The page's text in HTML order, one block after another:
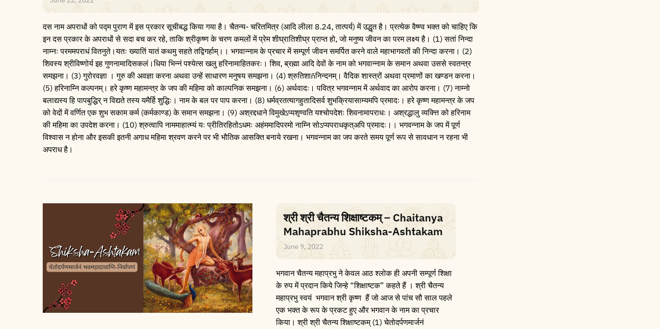
दस नाम अपराधों को पद्म पुराण में इस प्रकार सूचीबद्ध किया गया है। चैतन्य- चरितमित्र (आदि लीला 8.24, तात्पर्य) में उद्धृत है। प्रत्येक वैष्ण्व भक्त को चाहिए कि
इन दस प्रकार के अपराधों से सदा बच कर रहे, ताकि श्रीकृष्ण के चरण कमलों में प्रेम शीघ्रातिशीघ्र प्राप्त हो, जो मनुष्य जीवन का परम लक्ष्य है। (1) सतां निन्दा
नाम्नः परममपराधं वितनुते।यतः ख्यातिं यातं कथमु सहते तद्विगर्हाम्।। भगवान्नाम के प्रचार में सम्पूर्ण जीवन समर्पित करने वाले महाभागवतों की निन्दा करना। (2)
शिवस्य श्रीविष्णोर्य इह गुणनामादिसकलं।धिया भिन्नं पश्येत्स खलु हरिनामाहितकरः। शिव, ब्रह्मा आदि देवों के नाम को भगवान्नाम के समान अथवा उससे स्वतन्त्र
समझना। (3) गुरोरवज्ञा । गुरु की अवज्ञा करना अथवा उन्हें साधारण मनुषय समझना। (4) श्रुतिशाñनिन्दनम्। वैदिक शास्त्रों अथवा प्रमाणों का खण्डन करना।
(5) हरिनाम्नि कल्पनम्। हरे कृष्ण महामन्त्र के जप की महिमा को काल्पनिक समझना। (6) अर्थवादः। पवित्र भगवन्नाम में अर्थवाद का आरोप करना। (7) नाम्नो
बलाद्यस्य हि पापबुद्धिर् न विद्यते तस्य यमैर्हि शुद्धिः। नाम के बल पर पाप करना। (8) धर्मव्रतत्यागहुतादिसर्व शुभक्रियासाम्यमपि प्रमादः। हरे कृष्ण महामन्त्र के जप
को वेदों में वर्णित एक शुभ सकाम कर्म (कर्मकाण्ड) के समान समझना। (9) अश्रद्दधाने विमुखेऽप्यशृण्वति यश्चोपदेशः शिवनामापराधः। अश्रद्धालु व्यक्त्ति को हरिनाम
की महिमा का उपदेश करना। (10) श्रुत्वापि नाममाहात्म्यं यः प्रीतिरहितोऽधमः अहंममादिपरमो नाम्नि सोऽप्यपराधकृत्अपि प्रमादः।। भगवन्नाम के जप में पूर्ण
विश्वास न होना और इसकी इतनी अगाध महिमा श्रवण करने पर भी भौतिक आसक्ति बनाये रखना। भगवन्नाम का जप करते समय पूर्ण रूप से सावधान न रहना भी
अपराध है।
श्री श्री चैतन्य शिक्षाष्टकम् – Chaitanya
Mahaprabhu Shiksha-Ashtakam
June 9, 2022
भगवान चैतन्य महाप्रभु ने केवल आठ श्लोक ही अपनी सम्पूर्ण शिक्षा
के रुप में प्रदान किये जिन्हे “शिक्षाष्टक” कहते हैं । श्री चैतन्य
महाप्रभु स्वयं भगवान श्री कृष्ण हैं जो आज से पांच सौ साल पहले
एक भक्त के रूप के प्रकट हुए और भगवान के नाम का प्रचार
किया। श्री श्री चैतन्य शिक्षाष्टकम् (1) चेतोदर्पणमार्जनं